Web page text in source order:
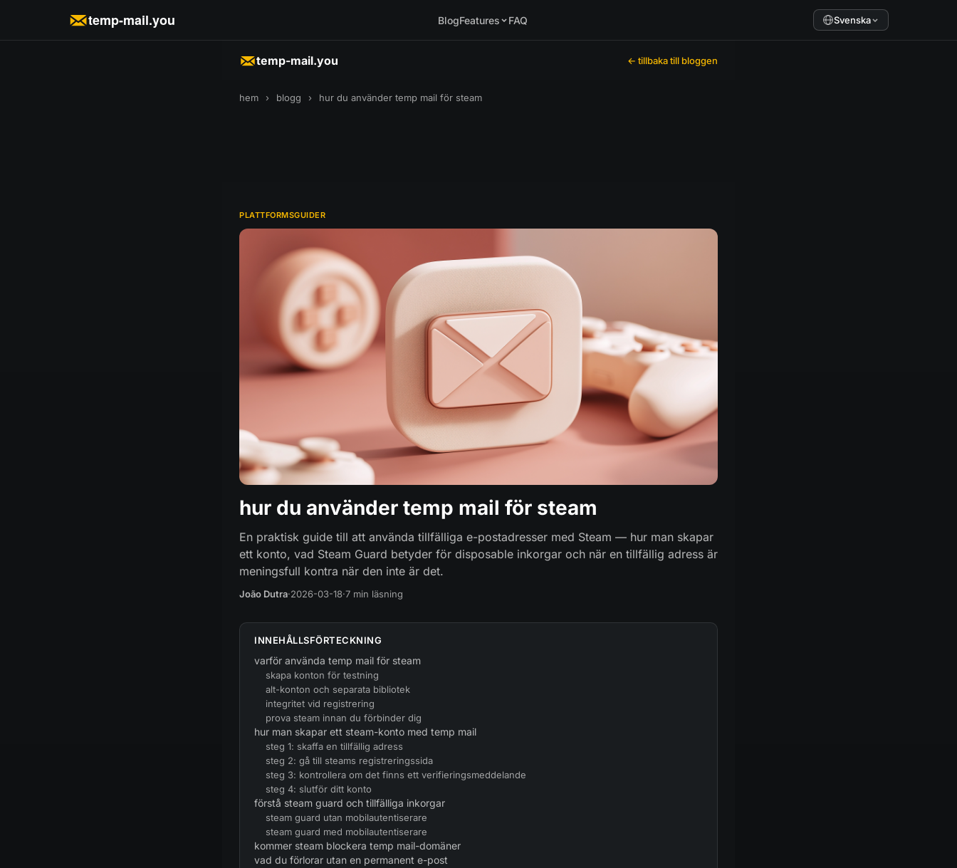
temp-mail.you BlogFeatures FAQ Svenska
temp-mail.you ← tillbaka till bloggen
hem › blogg › hur du använder temp mail för steam
PLATTFORMSGUIDER
hur du använder temp mail för steam
En praktisk guide till att använda tillfälliga e-postadresser med Steam — hur man skapar
ett konto, vad Steam Guard betyder för disposable inkorgar och när en tillfällig adress är
meningsfull kontra när den inte är det.
João Dutra·2026-03-18·7 min läsning
INNEHÅLLSFÖRTECKNING
varför använda temp mail för steam
skapa konton för testning
alt-konton och separata bibliotek
integritet vid registrering
prova steam innan du förbinder dig
hur man skapar ett steam-konto med temp mail
steg 1: skaffa en tillfällig adress
steg 2: gå till steams registreringssida
steg 3: kontrollera om det finns ett verifieringsmeddelande
steg 4: slutför ditt konto
förstå steam guard och tillfälliga inkorgar
steam guard utan mobilautentiserare
steam guard med mobilautentiserare
kommer steam blockera temp mail-domäner
vad du förlorar utan en permanent e-post